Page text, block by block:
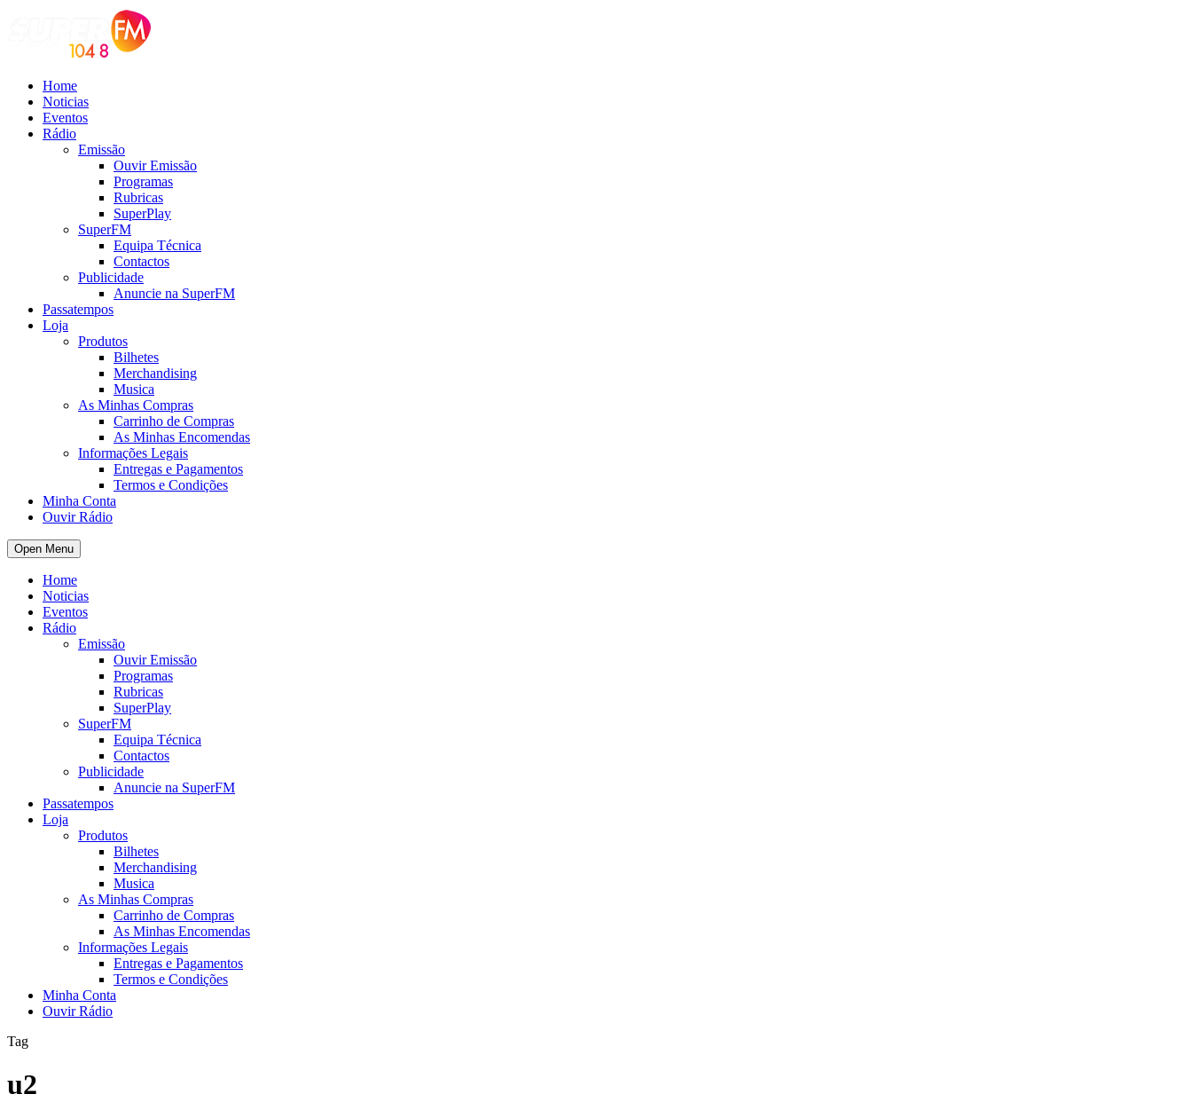
Home
Noticias
Eventos
Rádio
Emissão
Ouvir Emissão
Programas
Rubricas
SuperPlay
SuperFM
Equipa Técnica
Contactos
Publicidade
Anuncie na SuperFM
Passatempos
Loja
Produtos
Bilhetes
Merchandising
Musica
As Minhas Compras
Carrinho de Compras
As Minhas Encomendas
Informações Legais
Entregas e Pagamentos
Termos e Condições
Minha Conta
Ouvir Rádio
Open Menu
Home
Noticias
Eventos
Rádio
Emissão
Ouvir Emissão
Programas
Rubricas
SuperPlay
SuperFM
Equipa Técnica
Contactos
Publicidade
Anuncie na SuperFM
Passatempos
Loja
Produtos
Bilhetes
Merchandising
Musica
As Minhas Compras
Carrinho de Compras
As Minhas Encomendas
Informações Legais
Entregas e Pagamentos
Termos e Condições
Minha Conta
Ouvir Rádio
Tag
u2